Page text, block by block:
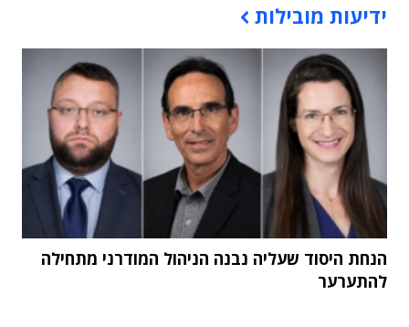
ידיעות מובילות
הנחת היסוד שעליה נבנה הניהול המודרני מתחילה
להתערער